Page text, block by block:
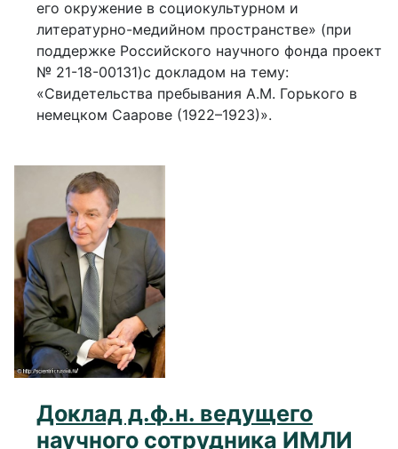
его окружение в социокультурном и
литературно-медийном пространстве» (при
поддержке Российского научного фонда проект
№ 21-18-00131)с докладом на тему:
«Свидетельства пребывания А.М. Горького в
немецком Саарове (1922–1923)».
Доклад д.ф.н. ведущего
научного сотрудника ИМЛИ